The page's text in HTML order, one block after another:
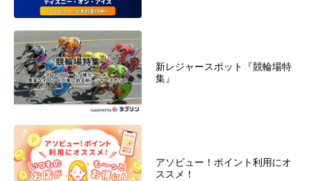
新レジャースポット『競輪場特
集』
アソビュー！ポイント利用にオ
ススメ！